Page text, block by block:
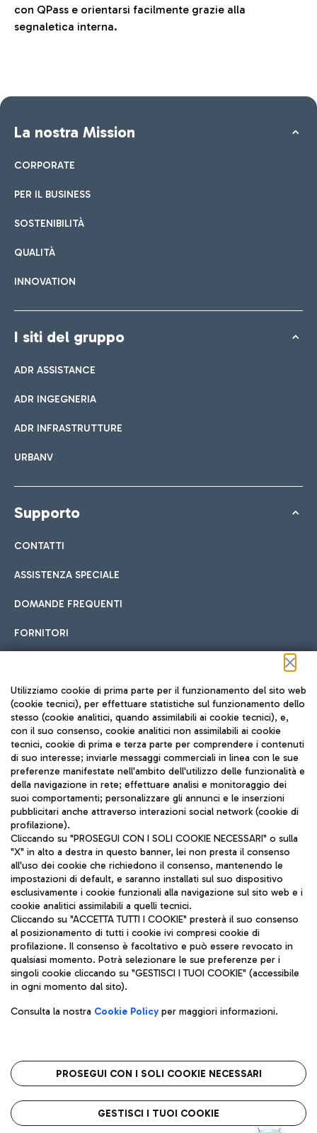
con QPass e orientarsi facilmente grazie alla
segnaletica interna.
La nostra Mission
CORPORATE
PER IL BUSINESS
SOSTENIBILITÀ
QUALITÀ
INNOVATION
I siti del gruppo
ADR ASSISTANCE
ADR INGEGNERIA
ADR INFRASTRUTTURE
URBANV
Supporto
CONTATTI
ASSISTENZA SPECIALE
DOMANDE FREQUENTI
FORNITORI
Seguici sui social
TRAVEL JOURNAL
ITA
Aeroporti di Roma S.p.A. - Società soggetta a direzione e
coordinamento di Mundys S.p.A.
Codice fiscale e Registro delle Imprese di Roma 13032990155 P.
IVA 06572251004
Capitale sociale 62.224.743,00 int. vers.
Sede legale: Via Pier Paolo Racchetti 1 - 00054 Fiumicino (RM)
telefono +39 06 65951
Privacy policy
Note legali
Roma FCO
L'aeroporto stellato
Utilizziamo cookie di prima parte per il funzionamento del sito web
(cookie tecnici), per effettuare statistiche sul funzionamento dello
stesso (cookie analitici, quando assimilabili ai cookie tecnici), e,
con il suo consenso, cookie analitici non assimilabili ai cookie
tecnici, cookie di prima e terza parte per comprendere i contenuti
di suo interesse; inviarle messaggi commerciali in linea con le sue
preferenze manifestate nell'ambito dell'utilizzo delle funzionalità e
della navigazione in rete; effettuare analisi e monitoraggio dei
suoi comportamenti; personalizzare gli annunci e le inserzioni
pubblicitari anche attraverso interazioni social network (cookie di
profilazione).
Cliccando su "PROSEGUI CON I SOLI COOKIE NECESSARI" o sulla
"X" in alto a destra in questo banner, lei non presta il consenso
all'uso dei cookie che richiedono il consenso, mantenendo le
impostazioni di default, e saranno installati sul suo dispositivo
esclusivamente i cookie funzionali alla navigazione sul sito web e i
cookie analitici assimilabili a quelli tecnici.
Cliccando su "ACCETTA TUTTI I COOKIE" presterà il suo consenso
al posizionamento di tutti i cookie ivi compresi cookie di
profilazione. Il consenso è facoltativo e può essere revocato in
qualsiasi momento. Potrà selezionare le sue preferenze per i
singoli cookie cliccando su "GESTISCI I TUOI COOKIE" (accessibile
in ogni momento dal sito).
Consulta la nostra Cookie Policyper maggiori informazioni.
PROSEGUI CON I SOLI COOKIE NECESSARI
GESTISCI I TUOI COOKIE